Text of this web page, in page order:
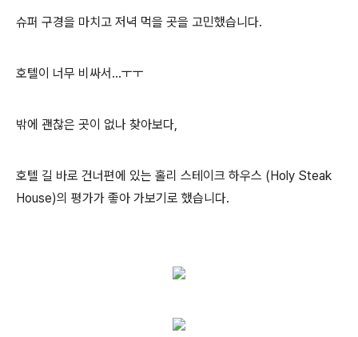
슈퍼 구경을 마치고 저녁 먹을 곳을 고민했습니다.
호텔이 너무 비싸서...ㅜㅜ
밖에 괜찮은 곳이 없나 찾아보다,
호텔 길 바로 건너편에 있는 홀리 스테이크 하우스 (Holy Steak
House)의 평가가 좋아 가보기로 했습니다.